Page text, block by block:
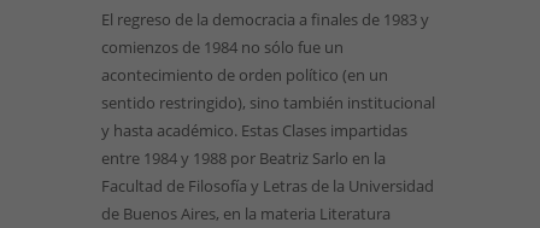
El regreso de la democracia a finales de 1983 y
comienzos de 1984 no sólo fue un
acontecimiento de orden político (en un
sentido restringido), sino también institucional
y hasta académico. Estas Clases impartidas
entre 1984 y 1988 por Beatriz Sarlo en la
Facultad de Filosofía y Letras de la Universidad
de Buenos Aires, en la materia Literatura